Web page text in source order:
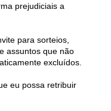
prejudiciais a
para sorteios,
assuntos que não
excluídos.
eu possa retribuir